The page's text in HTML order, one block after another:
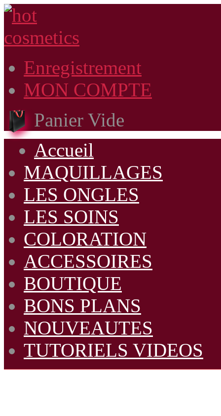
Enregistrement
MON COMPTE
Panier Vide
Accueil
MAQUILLAGES
LES ONGLES
LES SOINS
COLORATION
ACCESSOIRES
BOUTIQUE
BONS PLANS
NOUVEAUTES
TUTORIELS VIDEOS